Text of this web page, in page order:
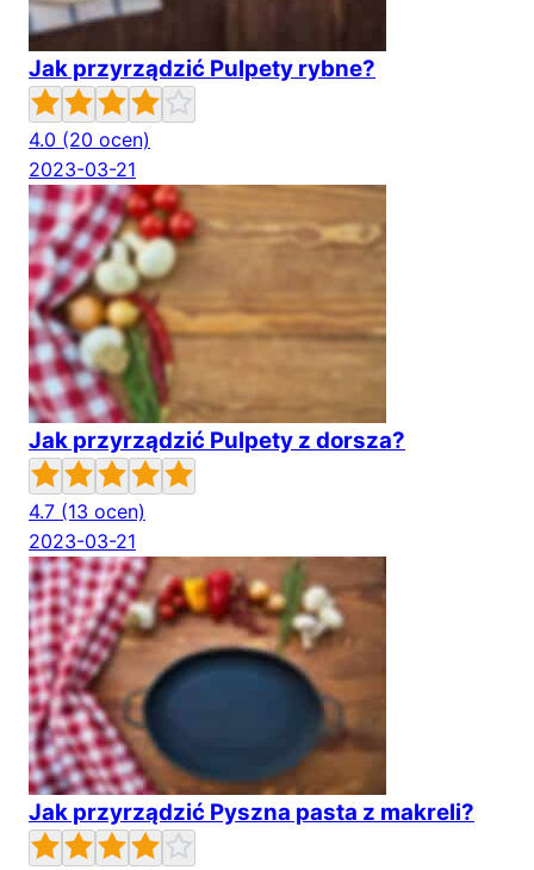
Jak przyrządzić Pulpety rybne?
4.0 (20 ocen)
2023-03-21
Jak przyrządzić Pulpety z dorsza?
4.7 (13 ocen)
2023-03-21
Jak przyrządzić Pyszna pasta z makreli?